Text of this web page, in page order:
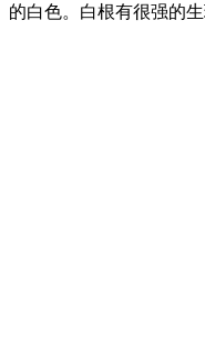
的白色。白根有很强的